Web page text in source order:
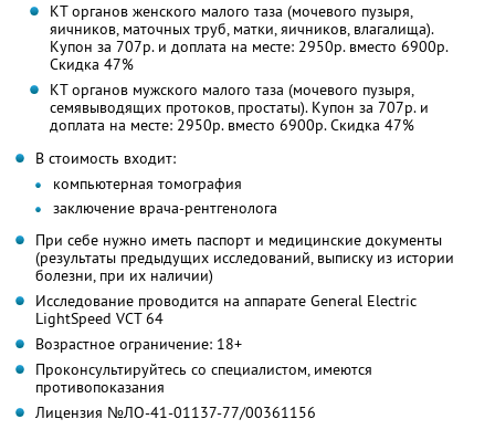
КТ органов женского малого таза (мочевого пузыря,
яичников, маточных труб, матки, яичников, влагалища).
Купон за 707р. и доплата на месте: 2950р. вместо 6900р.
Скидка 47%
КТ органов мужского малого таза (мочевого пузыря,
семявыводящих протоков, простаты). Купон за 707р. и
доплата на месте: 2950р. вместо 6900р.Скидка 47%
В стоимость входит:
компьютерная томография
заключение врача-рентгенолога
При себе нужно иметь паспорт и медицинские документы
(результаты предыдущих исследований, выписку из истории
болезни, при их наличии)
Исследование проводится на аппарате General Electric
LightSpeed VCT 64
Возрастное ограничение: 18+
Проконсультируйтесь со специалистом, имеются
противопоказания
Лицензия №ЛО-41-01137-77/00361156